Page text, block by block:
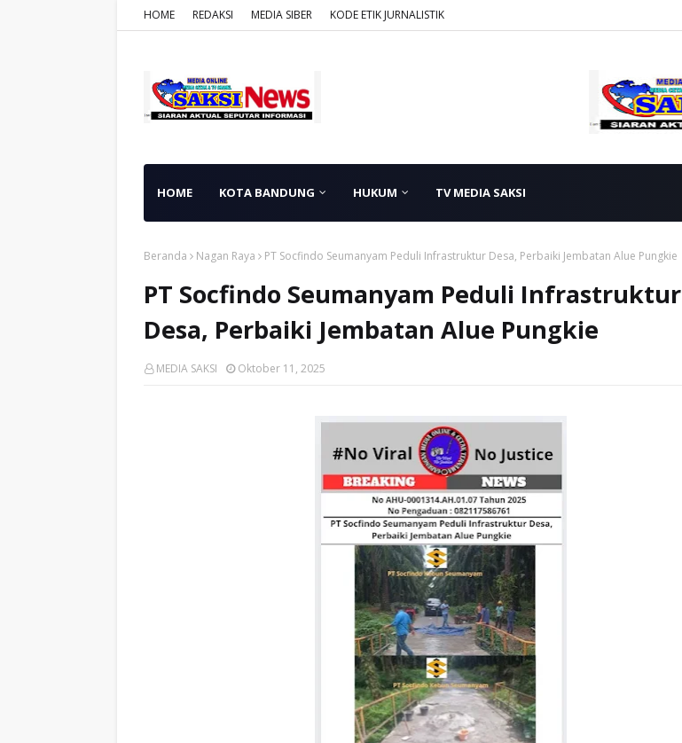
HOME REDAKSI MEDIA SIBER KODE ETIK JURNALISTIK
HOME KOTA BANDUNG HUKUM TV MEDIA SAKSI
Beranda Nagan Raya PT Socfindo Seumanyam Peduli Infrastruktur Desa, Perbaiki Jembatan Alue Pungkie
PT Socfindo Seumanyam Peduli Infrastruktur
Desa, Perbaiki Jembatan Alue Pungkie
MEDIA SAKSI Oktober 11, 2025